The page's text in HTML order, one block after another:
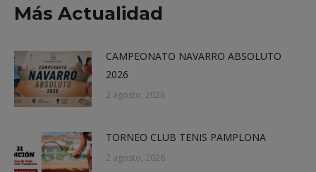
Más Actualidad
CAMPEONATO NAVARRO ABSOLUTO
2026
2 agosto, 2026
TORNEO CLUB TENIS PAMPLONA
2 agosto, 2026